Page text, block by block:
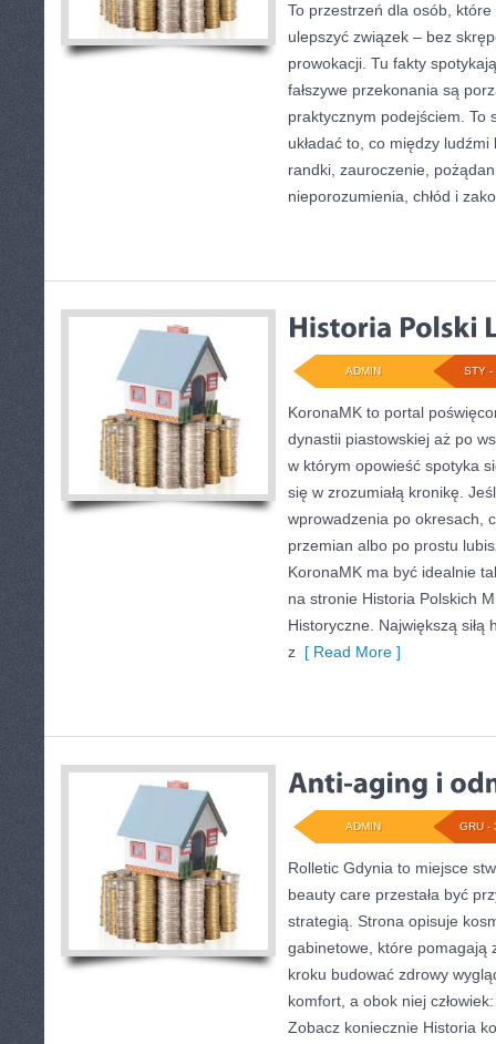
To przestrzeń dla osób,
ulepszyć związek – bez
prowokacji. Tu fakty
fałszywe przekonania są
praktycznym podejściem. To
układać to, co między ludźmi
randki, zauroczenie,
nieporozumienia, chłód i
STY -
ADMIN
KoronaMK to portal
dynastii piastowskiej aż po
w którym opowieść spotyka
się w zrozumiałą kronikę.
wprowadzenia po okresach,
przemian albo po prostu
KoronaMK ma być idealnie
na stronie Historia Polskich
Historyczne. Największą siłą
z [ Read More ]
GRU -
ADMIN
Rolletic Gdynia to miejsce
beauty care przestała być
strategią. Strona opisuje
gabinetowe, które pomagają
kroku budować zdrowy
komfort, a obok niej
Zobacz koniecznie Historia